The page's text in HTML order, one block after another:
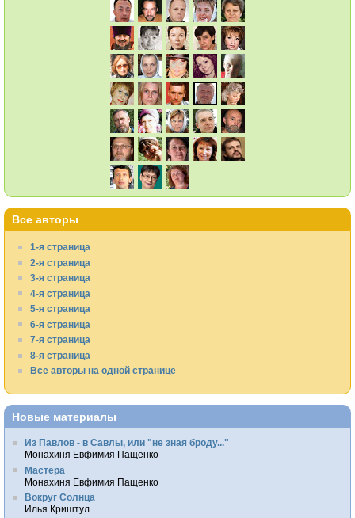
Все авторы
1-я страница
2-я страница
3-я страница
4-я страница
5-я страница
6-я страница
7-я страница
8-я страница
Все авторы на одной странице
Новые материалы
Из Павлов - в Савлы, или "не зная броду..."
Монахиня Евфимия Пащенко
Мастера
Монахиня Евфимия Пащенко
Вокруг Солнца
Илья Криштул